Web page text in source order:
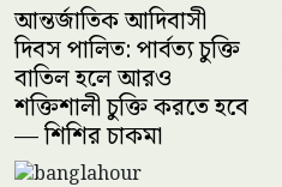
আন্তর্জাতিক আদিবাসী
দিবস পালিত: পার্বত্য চুক্তি
বাতিল হলে আরও
শক্তিশালী চুক্তি করতে হবে
— শিশির চাকমা